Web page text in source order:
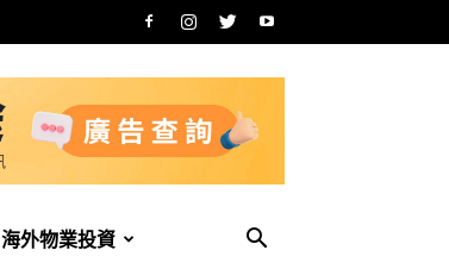
海外物業投資